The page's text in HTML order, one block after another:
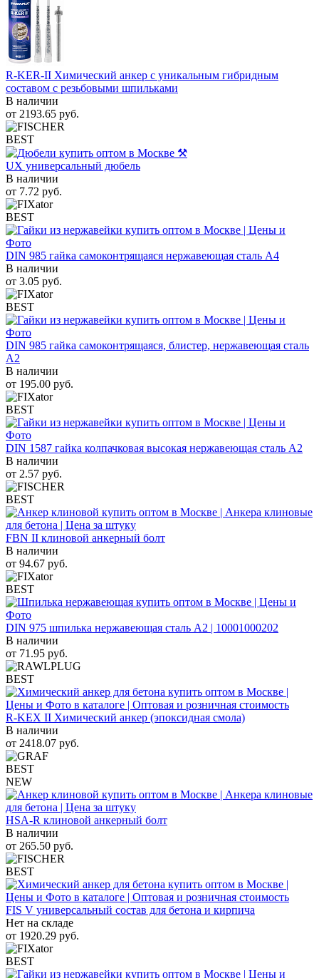
R-KER-II Химический анкер с уникальным гибридным
составом с резьбовыми шпильками
В наличии
от 2193.65 руб.
BEST
UX универсальный дюбель
В наличии
от 7.72 руб.
BEST
DIN 985 гайка самоконтрящаяся нержавеющая сталь A4
В наличии
от 3.05 руб.
BEST
DIN 985 гайка самоконтрящаяся, блистер, нержавеющая сталь
A2
В наличии
от 195.00 руб.
BEST
DIN 1587 гайка колпачковая высокая нержавеющая сталь А2
В наличии
от 2.57 руб.
BEST
FBN II клиновой анкерный болт
В наличии
от 94.67 руб.
BEST
DIN 975 шпилька нержавеющая сталь A2 | 10001000202
В наличии
от 71.95 руб.
BEST
R-KEX II Химический анкер (эпоксидная смола)
В наличии
от 2418.07 руб.
BEST
NEW
HSA-R клиновой анкерный болт
В наличии
от 265.50 руб.
BEST
FIS V универсальный состав для бетона и кирпича
Нет на складе
от 1920.29 руб.
BEST